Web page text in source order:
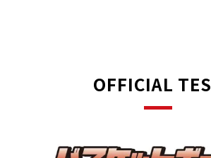
OFFICIAL